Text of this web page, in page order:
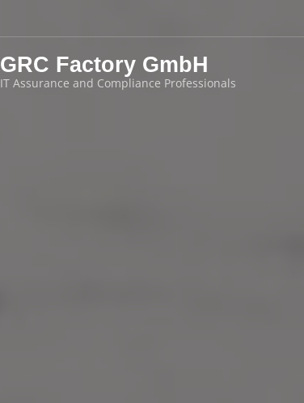
GRC Factory GmbH
IT Assurance and Compliance Professionals